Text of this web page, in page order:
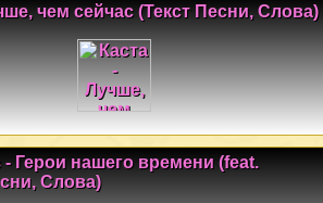
чем сейчас (Текст Песни, Слова)
- Герои нашего времени (feat.
Слова)